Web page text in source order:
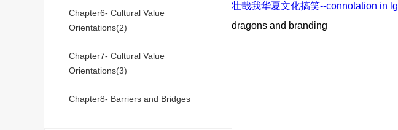
Chapter6- Cultural Value
Orientations(2)
Chapter7- Cultural Value
Orientations(3)
Chapter8- Barriers and Bridges
壮哉我华夏文化搞笑--connotation in lg
dragons and branding